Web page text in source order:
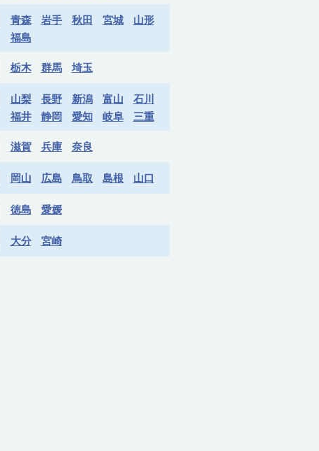
青森 岩手 秋田 宮城
山形
福島
栃木 群馬 埼玉
山梨 長野 新潟 富山
石川
福井
静岡 愛知 岐阜 三重
滋賀 兵庫 奈良
岡山 広島 鳥取 島根 山口
徳島 愛媛
大分 宮崎